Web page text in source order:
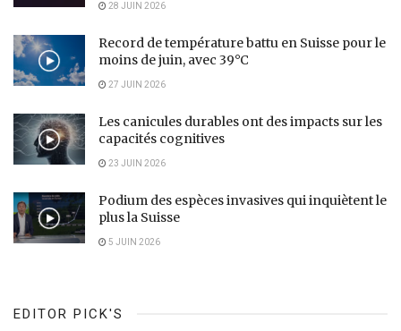
28 JUIN 2026
Record de température battu en Suisse pour le
moins de juin, avec 39°C
27 JUIN 2026
Les canicules durables ont des impacts sur les
capacités cognitives
23 JUIN 2026
Podium des espèces invasives qui inquiètent le
plus la Suisse
5 JUIN 2026
EDITOR PICK'S